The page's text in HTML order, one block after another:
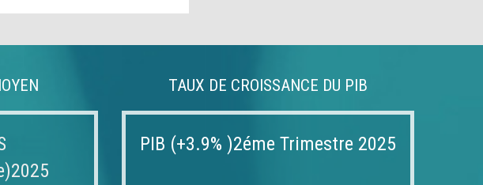
$US
TAUX DE CROISSANCE DU PIB
PIB (+3.9% )2éme Trimestre 2025